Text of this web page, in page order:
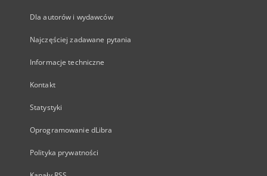
Dla autorów i wydawców
Najczęściej zadawane pytania
Informacje techniczne
Kontakt
Statystyki
Oprogramowanie dLibra
Polityka prywatności